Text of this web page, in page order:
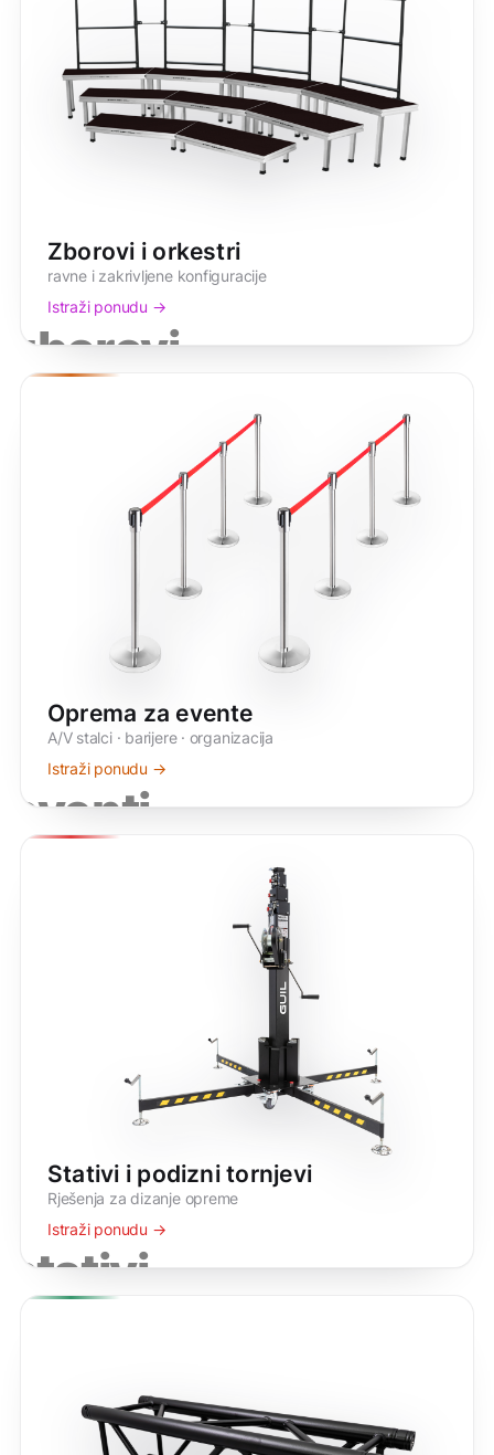
zborovi
Zborovi i orkestri
ravne i zakrivljene konfiguracije
Istraži ponudu →
eventi
Oprema za evente
A/V stalci · barijere · organizacija
Istraži ponudu →
stativi
Stativi i podizni tornjevi
Rješenja za dizanje opreme
Istraži ponudu →